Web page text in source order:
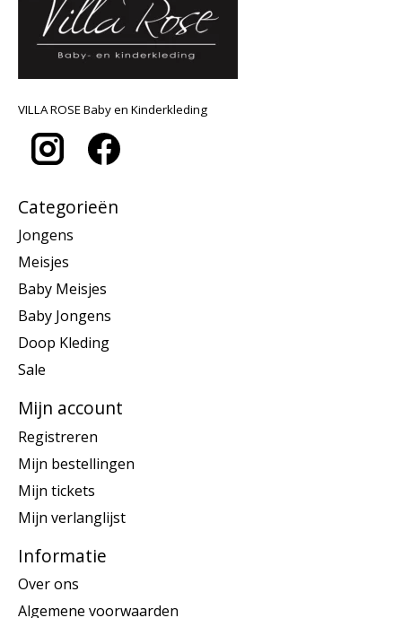
VILLA ROSE Baby en Kinderkleding
Categorieën
Jongens
Meisjes
Baby Meisjes
Baby Jongens
Doop Kleding
Sale
Mijn account
Registreren
Mijn bestellingen
Mijn tickets
Mijn verlanglijst
Informatie
Over ons
Algemene voorwaarden